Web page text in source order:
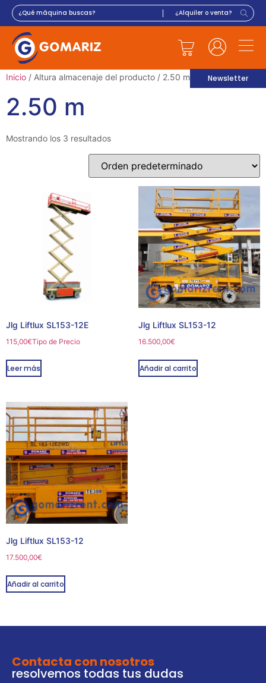
Newsletter
Inicio / Altura almacenaje del producto / 2.50 m
2.50 m
Mostrando los 3 resultados
Jlg Liftlux SL153-12E
115,00€Tipo de Precio
Leer más
Jlg Liftlux SL153-12
16.500,00€
Añadir al carrito
Jlg Liftlux SL153-12
17.500,00€
Añadir al carrito
Contacta con nosotros
resolvemos todas tus dudas